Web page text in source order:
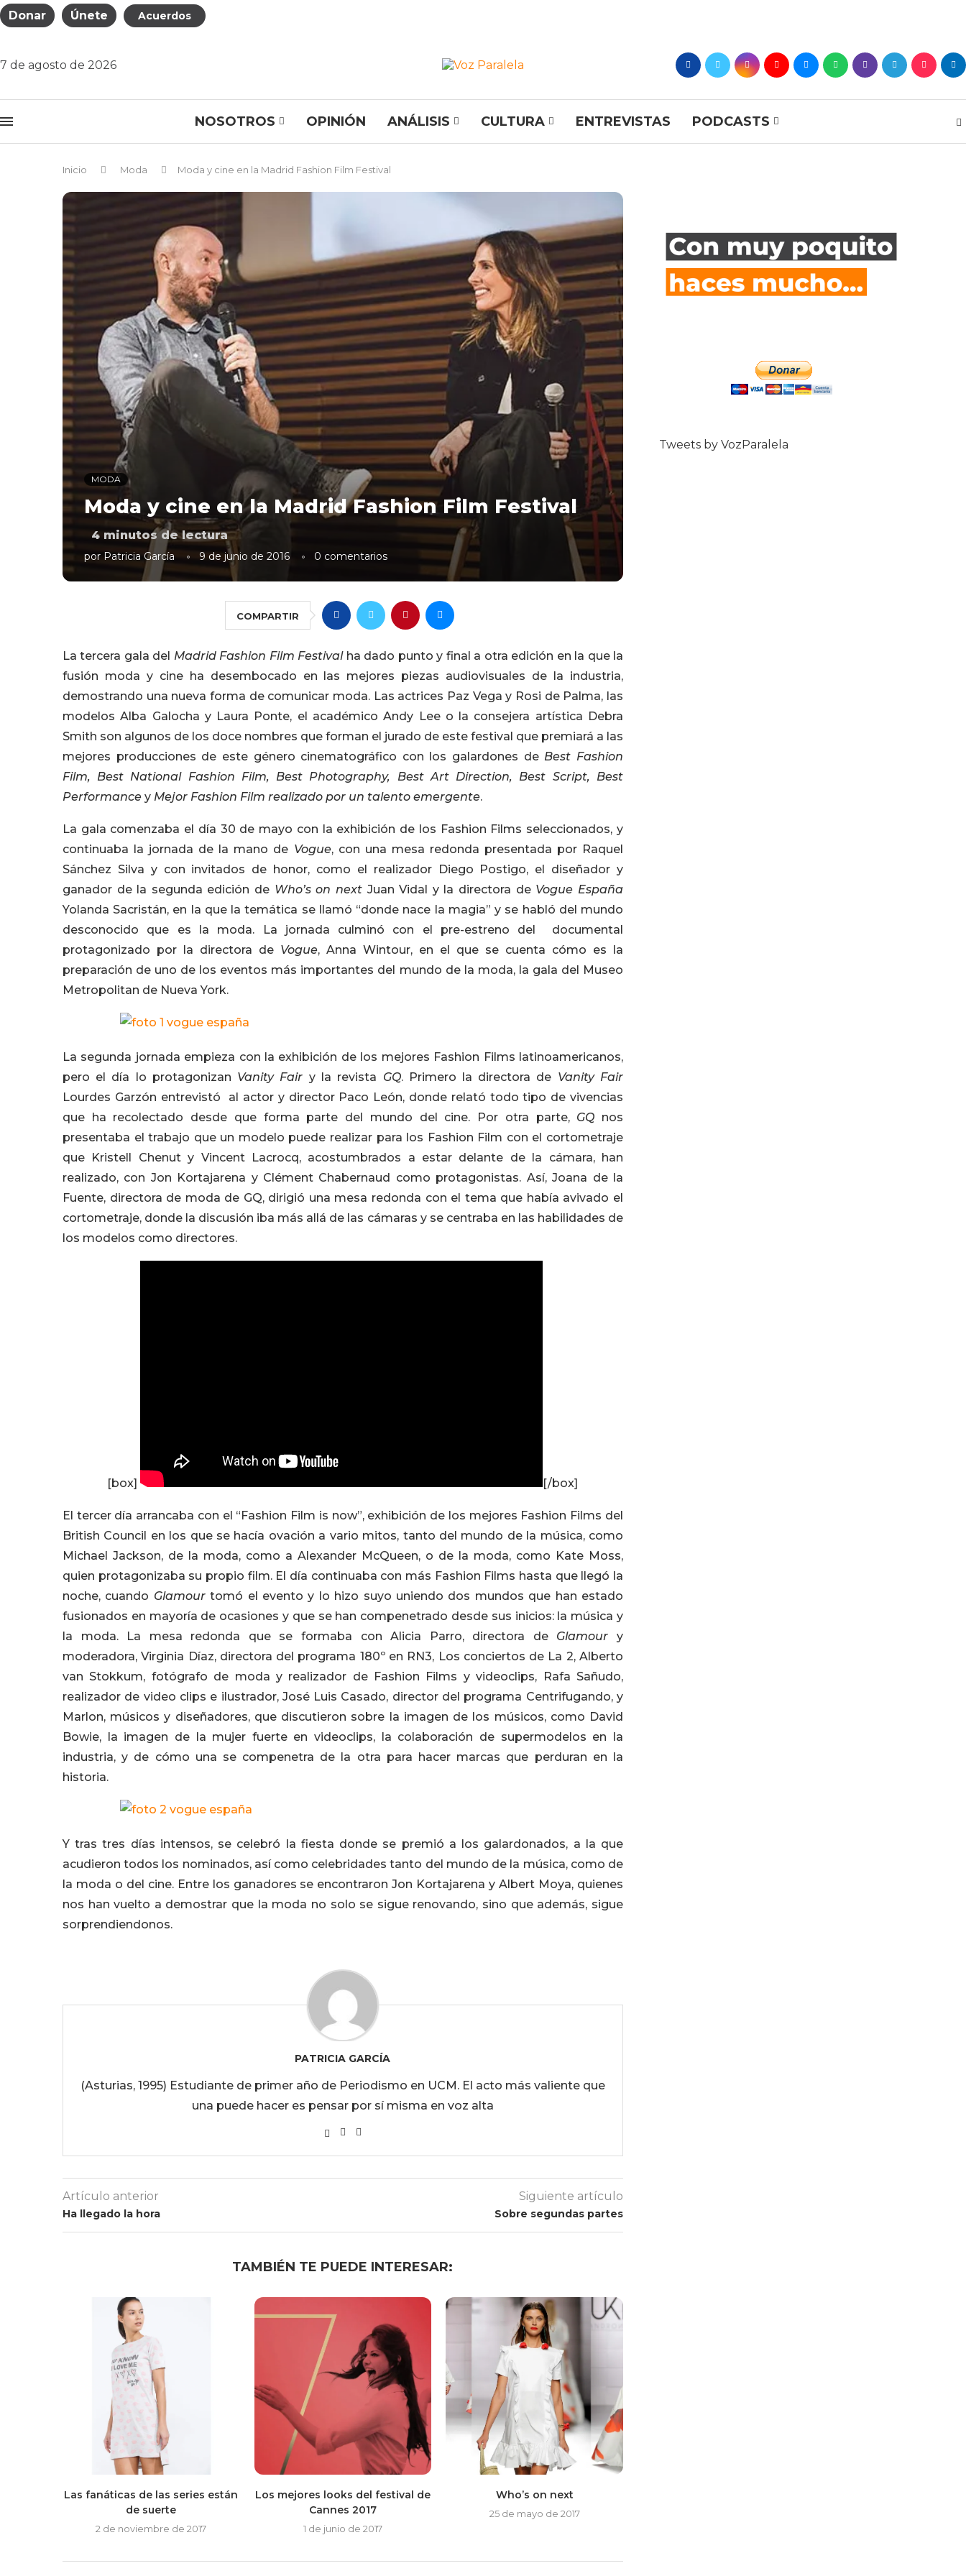
Donar Únete Acuerdos
7 de agosto de 2026
NOSOTROS OPINIÓN ANÁLISIS CULTURA ENTREVISTAS PODCASTS
Inicio Moda Moda y cine en la Madrid Fashion Film Festival
MODA
Moda y cine en la Madrid Fashion Film Festival
4 minutos de lectura
por Patricia García 9 de junio de 2016 0 comentarios
COMPARTIR
La tercera gala del Madrid Fashion Film Festival ha dado punto y final a otra edición en la que la
fusión moda y cine ha desembocado en las mejores piezas audiovisuales de la industria,
demostrando una nueva forma de comunicar moda. Las actrices Paz Vega y Rosi de Palma, las
modelos Alba Galocha y Laura Ponte, el académico Andy Lee o la consejera artística Debra
Smith son algunos de los doce nombres que forman el jurado de este festival que premiará a las
mejores producciones de este género cinematográfico con los galardones de Best Fashion
Film, Best National Fashion Film, Best Photography, Best Art Direction, Best Script, Best
Performance y Mejor Fashion Film realizado por un talento emergente.
La gala comenzaba el día 30 de mayo con la exhibición de los Fashion Films seleccionados, y
continuaba la jornada de la mano de Vogue, con una mesa redonda presentada por Raquel
Sánchez Silva y con invitados de honor, como el realizador Diego Postigo, el diseñador y
ganador de la segunda edición de Who’s on next Juan Vidal y la directora de Vogue España
Yolanda Sacristán, en la que la temática se llamó “donde nace la magia” y se habló del mundo
desconocido que es la moda. La jornada culminó con el pre-estreno del documental
protagonizado por la directora de Vogue, Anna Wintour, en el que se cuenta cómo es la
preparación de uno de los eventos más importantes del mundo de la moda, la gala del Museo
Metropolitan de Nueva York.
La segunda jornada empieza con la exhibición de los mejores Fashion Films latinoamericanos,
pero el día lo protagonizan Vanity Fair y la revista GQ. Primero la directora de Vanity Fair
Lourdes Garzón entrevistó al actor y director Paco León, donde relató todo tipo de vivencias
que ha recolectado desde que forma parte del mundo del cine. Por otra parte, GQ nos
presentaba el trabajo que un modelo puede realizar para los Fashion Film con el cortometraje
que Kristell Chenut y Vincent Lacrocq, acostumbrados a estar delante de la cámara, han
realizado, con Jon Kortajarena y Clément Chabernaud como protagonistas. Así, Joana de la
Fuente, directora de moda de GQ, dirigió una mesa redonda con el tema que había avivado el
cortometraje, donde la discusión iba más allá de las cámaras y se centraba en las habilidades de
los modelos como directores.
[box] [/box]
El tercer día arrancaba con el “Fashion Film is now”, exhibición de los mejores Fashion Films del
British Council en los que se hacía ovación a vario mitos, tanto del mundo de la música, como
Michael Jackson, de la moda, como a Alexander McQueen, o de la moda, como Kate Moss,
quien protagonizaba su propio film. El día continuaba con más Fashion Films hasta que llegó la
noche, cuando Glamourtomó el evento y lo hizo suyo uniendo dos mundos que han estado
fusionados en mayoría de ocasiones y que se han compenetrado desde sus inicios: la música y
la moda. La mesa redonda que se formaba con Alicia Parro, directora de Glamour y
moderadora, Virginia Díaz, directora del programa 180º en RN3, Los conciertos de La 2, Alberto
van Stokkum, fotógrafo de moda y realizador de Fashion Films y videoclips, Rafa Sañudo,
realizador de video clips e ilustrador, José Luis Casado, director del programa Centrifugando, y
Marlon, músicos y diseñadores, que discutieron sobre la imagen de los músicos, como David
Bowie, la imagen de la mujer fuerte en videoclips, la colaboración de supermodelos en la
industria, y de cómo una se compenetra de la otra para hacer marcas que perduran en la
historia.
Y tras tres días intensos, se celebró la fiesta donde se premió a los galardonados, a la que
acudieron todos los nominados, así como celebridades tanto del mundo de la música, como de
la moda o del cine. Entre los ganadores se encontraron Jon Kortajarena y Albert Moya, quienes
nos han vuelto a demostrar que la moda no solo se sigue renovando, sino que además, sigue
sorprendiendonos.
PATRICIA GARCÍA
(Asturias, 1995) Estudiante de primer año de Periodismo en UCM. El acto más valiente que
una puede hacer es pensar por sí misma en voz alta
Artículo anterior
Ha llegado la hora
Siguiente artículo
Sobre segundas partes
TAMBIÉN TE PUEDE INTERESAR:
Las fanáticas de las series están
de suerte
2 de noviembre de 2017
Los mejores looks del festival de
Cannes 2017
1 de junio de 2017
Who’s on next
25 de mayo de 2017
Tweets by VozParalela